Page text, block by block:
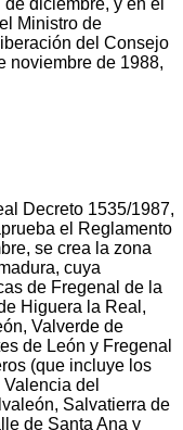
diciembre, y en el
Ministro de
del Consejo
noviembre de 1988,
Decreto 1535/1987,
el Reglamento
se crea la zona
cuya
de Fregenal de la
Higuera la Real,
Valverde de
de León y Fregenal
(que incluye los
del
Salvatierra de
de Santa Ana y